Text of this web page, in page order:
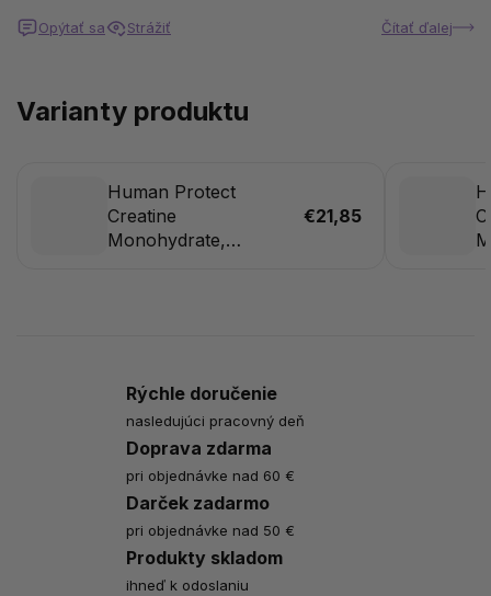
Čítať ďalej
Opýtať sa Strážiť
Varianty produktu
Human Protect
Creatine
Monohydrate,
€21,85
Rýchle doručenie
nasledujúci pracovný deň
Doprava zdarma
pri objednávke nad 60 €
Darček zadarmo
pri objednávke nad 50 €
Produkty skladom
ihneď k odoslaniu